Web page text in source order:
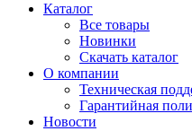
Каталог
Все товары
Новинки
Скачать каталог
О компании
Техническая
Гарантийная
Новости